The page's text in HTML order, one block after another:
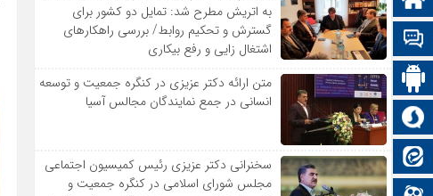
تالار گفتمان
اپلیکیشن سایت
سروش
ایتا
به اتریش مطرح شد: تمایل دو کشور برای
گسترش و تحکیم روابط/ بررسی راهکارهای
اشتغال زایی و رفع بیکاری
متن ارائه دکتر عزیزى در کنگره جمعیت و توسعه
انسانى در جمع نمایندگان مجالس آسیا
سخنرانى دکتر عزیزى رئیس کمیسیون اجتماعى
مجلس شوراى اسلامى در کنگره جمعیت و